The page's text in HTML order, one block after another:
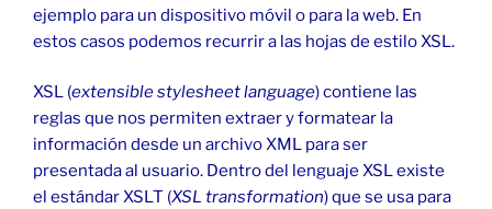
ejemplo para un dispositivo móvil o para la web. En
estos casos podemos recurrir a las hojas de estilo XSL.
XSL (extensible stylesheet language) contiene las
reglas que nos permiten extraer y formatear la
información desde un archivo XML para ser
presentada al usuario. Dentro del lenguaje XSL existe
el estándar XSLT (XSL transformation) que se usa para